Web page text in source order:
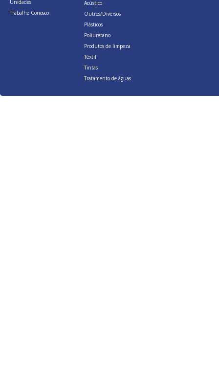
Unidades
Trabalhe Conosco
Acústico
Outros/Diversos
Plásticos
Poliuretano
Produtos de limpeza
Têxtil
Tintas
Tratamento de águas